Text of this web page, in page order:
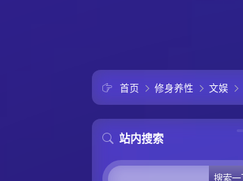
首页 修身养性 文娱
站内搜索